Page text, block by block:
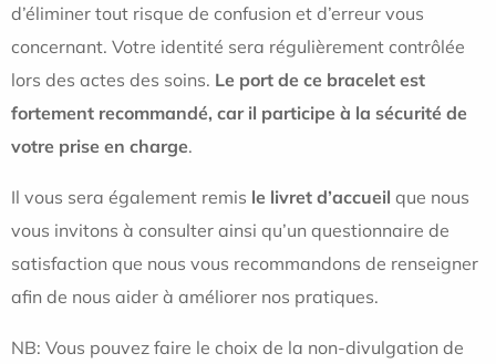
d’éliminer tout risque de confusion et d’erreur vous
concernant. Votre identité sera régulièrement contrôlée
lors des actes des soins. Le port de ce bracelet est
fortement recommandé, car il participe à la sécurité de
votre prise en charge.
Il vous sera également remis le livret d’accueil que nous
vous invitons à consulter ainsi qu’un questionnaire de
satisfaction que nous vous recommandons de renseigner
afin de nous aider à améliorer nos pratiques.
NB: Vous pouvez faire le choix de la non-divulgation de